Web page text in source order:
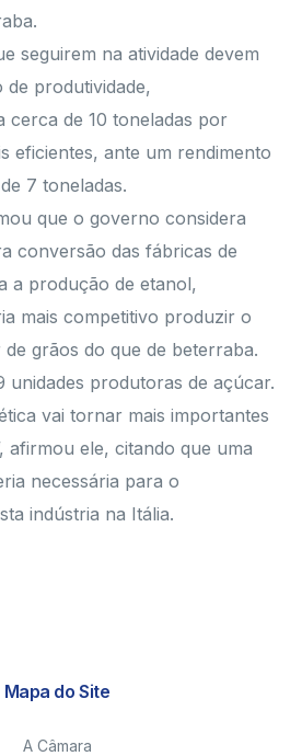
seguirem na atividade devem
produtividade,
cerca de 10 toneladas por
eficientes, ante um rendimento
7 toneladas.
que o governo considera
conversão das fábricas de
a produção de etanol,
mais competitivo produzir o
grãos do que de beterraba.
unidades produtoras de açúcar.
vai tornar mais importantes
afirmou ele, citando que uma
necessária para o
indústria na Itália.
Mapa do Site
A Câmara